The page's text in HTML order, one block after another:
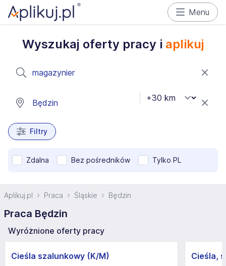
Menu
Wyszukaj oferty pracy i aplikuj
Filtry
Zdalna Bez pośredników Tylko PL
Aplikuj.pl Praca Śląskie Będzin
Praca Będzin
Wyróżnione oferty pracy
Cieśla szalunkowy (K/M)